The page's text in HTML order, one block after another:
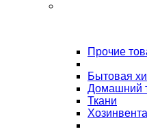
Прочие
Бытовая
Домашний
Ткани